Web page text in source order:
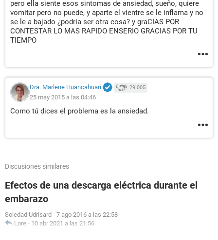
pero ella siente esos sintomas de ansiedad, sueño, quiere
vomitar pero no puede, y aparte el vientre se le inflama y no
se le a bajado ¿podria ser otra cosa? y graCIAS POR
CONTESTAR LO MAS RAPIDO ENSERIO GRACIAS POR TU
TIEMPO
Dra. Marlene Huancahuari 29.005
25 may 2015 a las 04:46
Como tú dices el problema es la ansiedad.
Discusiones similares
Efectos de una descarga eléctrica durante el
embarazo
Soledad Udrisard - 7 ago 2016 a las 22:58
Lore - 10 abr 2021 a las 21:56